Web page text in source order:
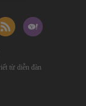
từ diễn đàn